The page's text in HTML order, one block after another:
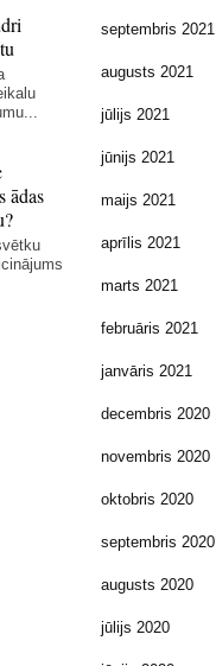
ādas
septembris 2021
augusts 2021
jūlijs 2021
jūnijs 2021
maijs 2021
aprīlis 2021
marts 2021
februāris 2021
janvāris 2021
decembris 2020
novembris 2020
oktobris 2020
septembris 2020
augusts 2020
jūlijs 2020